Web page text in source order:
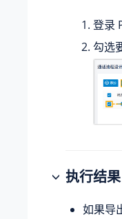
登录
勾选
执行结果
如果导